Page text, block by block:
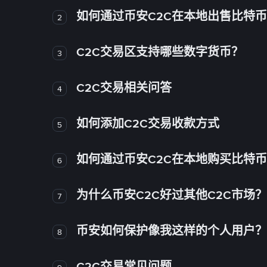
2 如何通过币安C2C在本地出售比特币
3 C2C交易区支持哪些数字货币？
4 C2C交易相关问答
5 如何添加C2C交易收款方式
6 如何通过币安C2C在本地购买比特币
7 为什么币安C2C好过其他C2C市场？
8 币安如何保护像我这样的个人用户？